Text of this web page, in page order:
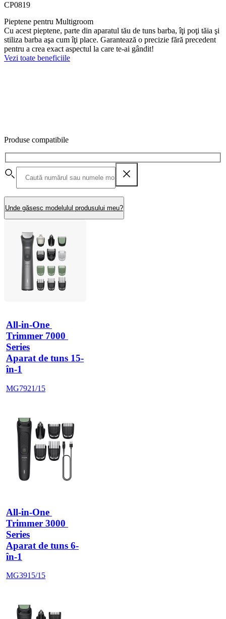
CP0819
Pieptene pentru Multigroom
Cu acest pieptene, parte din aparatul tău de tuns barba, îţi poţi tăia şi
stiliza barba aşa cum îţi place. Garantează o precizie fără precedent
pentru a crea exact aspectul la care te-ai gândit!
Vezi toate beneficiile
Produse compatibile
Unde găsesc modelulul produsului meu?
All-in-One
Trimmer 7000
Series
Aparat de tuns 15-
în-1
MG7921/15
All-in-One
Trimmer 3000
Series
Aparat de tuns 6-
în-1
MG3915/15